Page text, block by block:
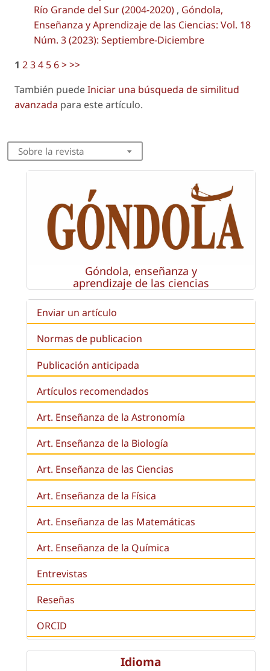
Río Grande del Sur (2004-2020) , Góndola,
Enseñanza y Aprendizaje de las Ciencias: Vol. 18
Núm. 3 (2023): Septiembre-Diciembre
1 234 56>>>
También puedeIniciar una búsqueda de similitud
avanzada para este artículo.
Sobre la revista
Góndola, enseñanza y
aprendizaje de las ciencias
Enviar un artículo
Normas de publicacion
Publicación anticipada
Artículos recomendados
Art. Enseñanza de la Astronomía
Art. Enseñanza de la Biología
Art. Enseñanza de las Ciencias
Art. Enseñanza de la Física
Art. Enseñanza de las Matemáticas
Art. Enseñanza de la Química
Entrevistas
Reseñas
ORCID
Idioma